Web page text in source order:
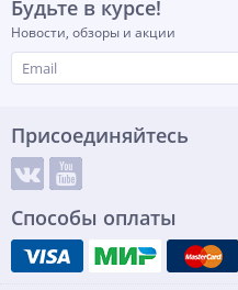
Будьте в курсе!
Новости, обзоры и акции
Присоединяйтесь
Способы оплаты